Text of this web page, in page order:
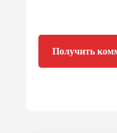
Получить